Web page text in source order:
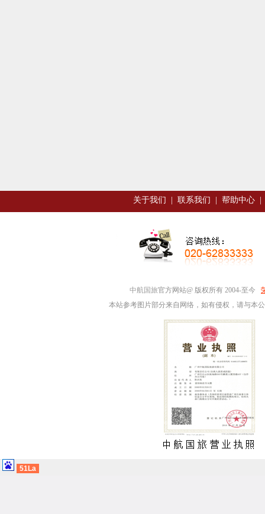
关于我们 联系我们 帮助中心
中航国旅官方网站@ 版权所有 2004-至今
本站参考图片部分来自网络，如有侵权，请与本
51La